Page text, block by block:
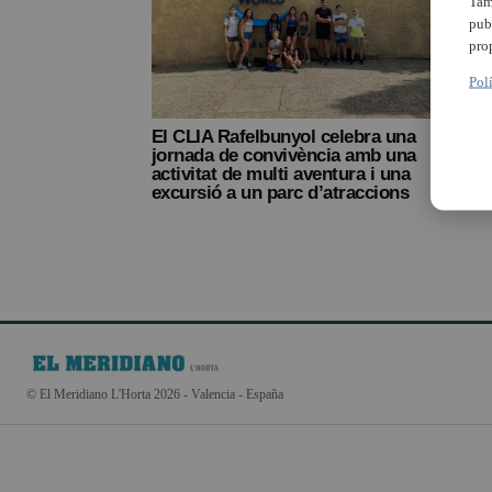
El CLIA Rafelbunyol celebra una
jornada de convivència amb una
activitat de multi aventura i una
excursió a un parc d’atraccions
© El Meridiano L'Horta 2026 - Valencia - España